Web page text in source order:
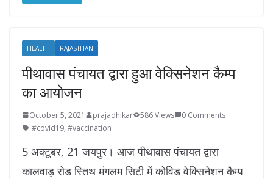
HEALTH RAJASTHAN
पीथावास पंचायत द्वारा हुआ वेक्सिनेशन कैम्प
का आयोजन
October 5, 2021 prajadhikar 586 Views
0 Comments
#covid19, #vaccination
5 अक्टूबर, 21 जयपुर। आज पीथावास पंचायत द्वारा
कालवाड़ रोड स्तिथ मंगलम सिटी में कोविड वेक्सिनेशन कैम्प